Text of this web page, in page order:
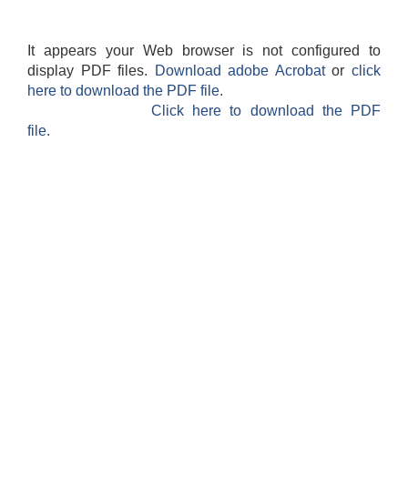
It appears your Web browser is not configured to
display PDF files.
Download adobe Acrobatorclick
here to download the PDF file.
Click here to download the PDF
file.